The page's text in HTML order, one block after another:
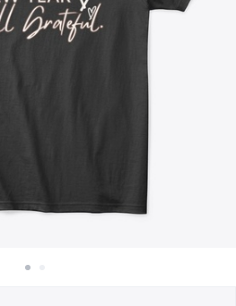
en todas partes
Crewneck Sweatshirt